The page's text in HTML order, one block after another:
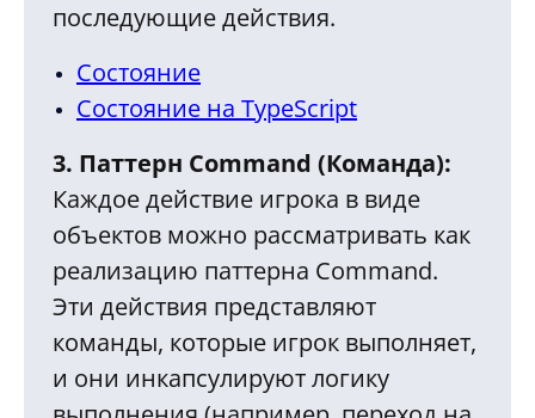
последующие действия.
Состояние
Состояние на TypeScript
3. Паттерн Command (Команда):
Каждое действие игрока в виде
объектов можно рассматривать как
реализацию паттерна Command.
Эти действия представляют
команды, которые игрок выполняет,
и они инкапсулируют логику